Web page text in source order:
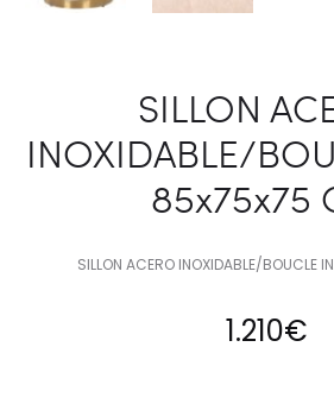
SILLON
INOXIDABLE/
85x75x75
SILLON ACERO INOXIDABLE/BOUCLE
1.210€